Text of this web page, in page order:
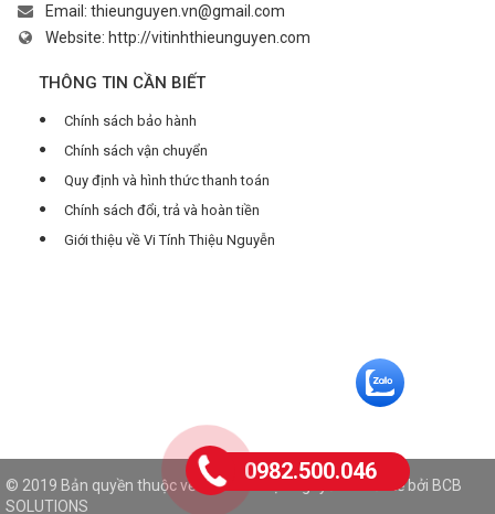
Email: thieunguyen.vn@gmail.com
Website: http://vitinhthieunguyen.com
THÔNG TIN CẦN BIẾT
Chính sách bảo hành
Chính sách vận chuyển
Quy định và hình thức thanh toán
Chính sách đổi, trả và hoàn tiền
Giới thiệu về Vi Tính Thiệu Nguyễn
© 2019 Bản quyền thuộc về Vi Tính Thiệu Nguyễn. Thiết kế bởi BCB
SOLUTIONS
0982.500.046